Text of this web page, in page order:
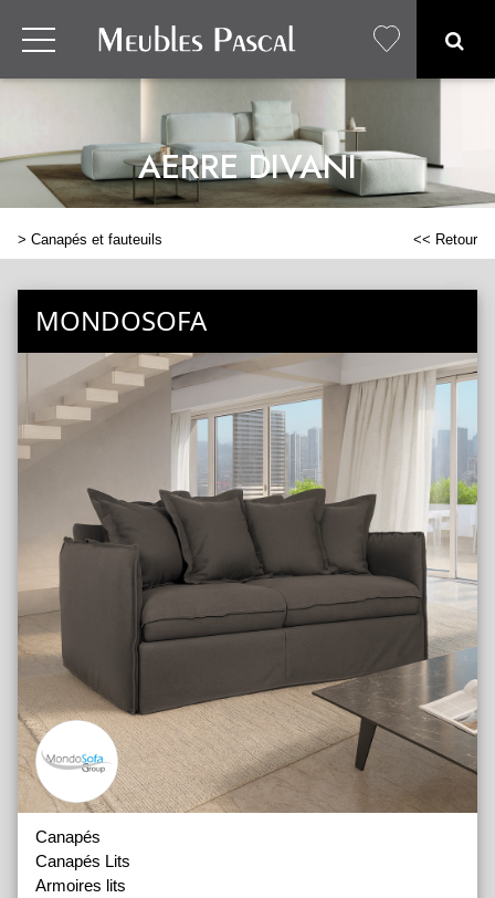
AERRE DIVANI
> Canapés et fauteuils << Retour
MONDOSOFA
Canapés
Canapés Lits
Armoires lits